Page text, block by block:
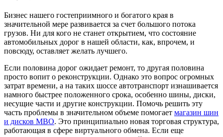
Бизнес нашего гостеприимного и богатого края в
значительной мере развивается за счет большого потока
грузов. Ни для кого не станет открытием, что состояние
автомобильных дорог в нашей области, как, впрочем, и
повсюду, оставляет желать лучшего.
Если половина дорог ожидает ремонт, то другая половина
просто вопит о реконструкции. Однако это вопрос огромных
затрат времени, а на таких шоссе автотранспорт изнашивается
намного быстрее положенного срока, особенно шины, диски,
несущие части и другие конструкции. Помочь решить эту
часть проблемы в значительном объеме помогает магазин шин
и дисков МВО. Это принципиально новая торговая структура,
работающая в сфере виртуального обмена. Если еще